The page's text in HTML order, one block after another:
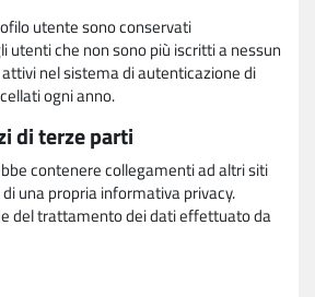
utente sono conservati
utenti che non sono più iscritti a nessun
nel sistema di autenticazione di
ogni anno.
di terze parti
contenere collegamenti ad altri siti
una propria informativa privacy.
del trattamento dei dati effettuato da